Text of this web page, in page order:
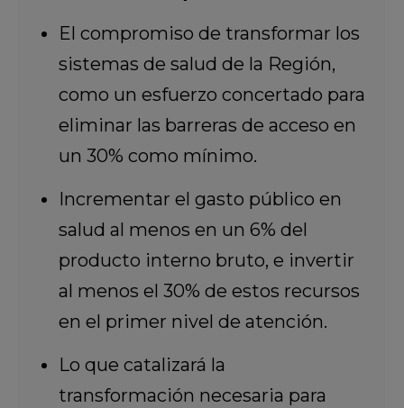
El compromiso de transformar los
sistemas de salud de la Región,
como un esfuerzo concertado para
eliminar las barreras de acceso en
un 30% como mínimo.
Incrementar el gasto público en
salud al menos en un 6% del
producto interno bruto, e invertir
al menos el 30% de estos recursos
en el primer nivel de atención.
Lo que catalizará la
transformación necesaria para